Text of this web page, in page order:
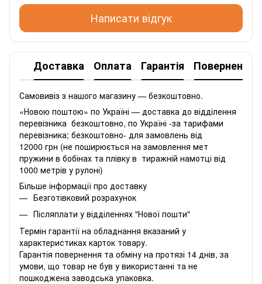
Написати відгук
Доставка Оплата Гарантія Повернення
Самовивіз з нашого магазину — безкоштовно.
«Новою поштою» по Україні — доставка до відділення
перевізника безкоштовно, по Україні -за тарифами
перевізника; безкоштовно- для замовлень від
12000 грн (не поширюється на замовлення мет
пружини в бобінах та плівку в тиражній намотці від
1000 метрів у рулоні)
Більше інформації про доставку
Безготівковий розрахунок
Післяплати у відділеннях "Нової пошти"
Термін гарантії на обладнання вказаний у
характеристиках карток товару.
Гарантія повернення та обміну на протязі 14 днів, за
умови, що товар не був у використанні та не
пошкоджена заводська упаковка.